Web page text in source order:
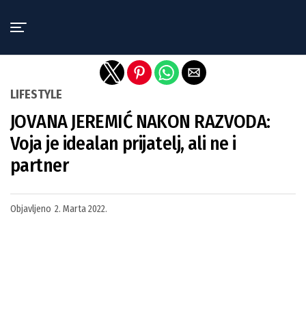
LIFESTYLE
JOVANA JEREMIĆ NAKON RAZVODA:
Voja je idealan prijatelj, ali ne i
partner
Objavljeno 2. Marta 2022.